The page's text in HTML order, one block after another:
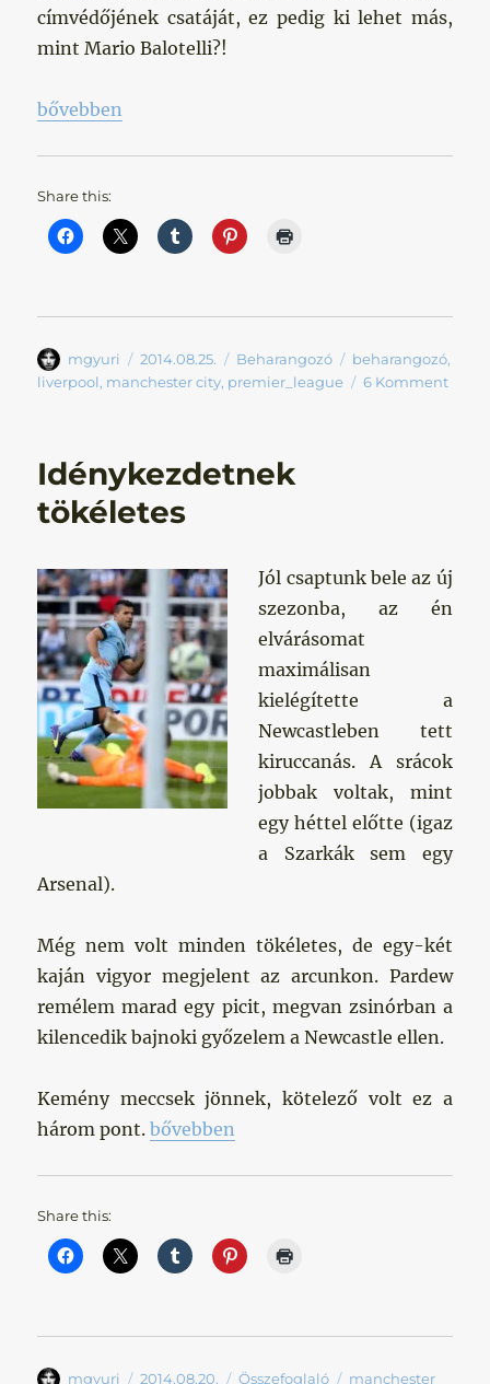
címvédőjének csatáját, ez pedig ki lehet más,
mint Mario Balotelli?!
„Végre otthon!”
bővebben
Share this:
Szerző
mgyuri Közzétéve
2014.08.25. Kategória
Beharangozó Címke
beharangozó,
liverpool, manchester city, premier_league 6 Komment
Idénykezdetnek
tökéletes
Jól csaptunk bele az új
szezonba, az én
elvárásomat
maximálisan
kielégítette a
Newcastleben tett
kiruccanás. A srácok
jobbak voltak, mint
egy héttel előtte (igaz
a Szarkák sem egy
Arsenal).
Még nem volt minden tökéletes, de egy-két
kaján vigyor megjelent az arcunkon. Pardew
remélem marad egy picit, megvan zsinórban a
kilencedik bajnoki győzelem a Newcastle ellen.
Kemény meccsek jönnek, kötelező volt ez a
három pont.„Idénykezdetnek tökéletes”
bővebben
Share this:
Szerző
mgyuri Közzétéve
2014.08.20. Kategória
Összefoglaló Címke
manchester